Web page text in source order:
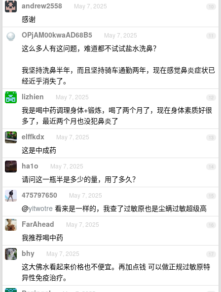
10
andrew2558 May 7, 2025
感谢
11
OPjAM00kwaAD68B5 May 7, 2025
这么多人有这问题，难道都不试试盐水洗鼻？
我坚持洗鼻半年，而且坚持骑车通勤两年，现在感觉鼻炎症状已
经近乎消失了。
12
lizhien May 7, 2025
我是喝中药调理身体+锻炼，喝了两个月了，现在身体素质好很
多了，最近两个月也没犯鼻炎了
13
elffkdx May 7, 2025
这是中成药
14
ha1o May 7, 2025
请问这一瓶半是多少的量，用了多久？
15
475797650 May 7, 2025
@yitwotre 看来是一样的，我查了过敏原也是尘螨过敏超级高
16
FarAhead May 7, 2025
我推荐喝中药
17
bhy May 7, 2025
这大佛水看起来价格也不便宜。再加点钱 可以做正规过敏原特
异性免疫治疗。